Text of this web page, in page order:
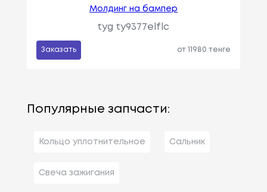
Молдинг на бампер
tyg ty9377elflc
Заказать от 11980 тенге
Популярные запчасти:
Кольцо уплотнительное Сальник
Свеча зажигания